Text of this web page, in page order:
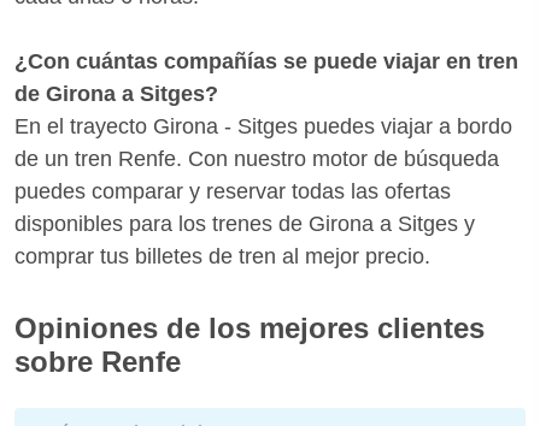
¿Con cuántas compañías se puede viajar en tren
de Girona a Sitges?
En el trayecto Girona - Sitges puedes viajar a bordo
de un tren Renfe. Con nuestro motor de búsqueda
puedes comparar y reservar todas las ofertas
disponibles para los trenes de Girona a Sitges y
comprar tus billetes de tren al mejor precio.
Opiniones de los mejores clientes
sobre Renfe